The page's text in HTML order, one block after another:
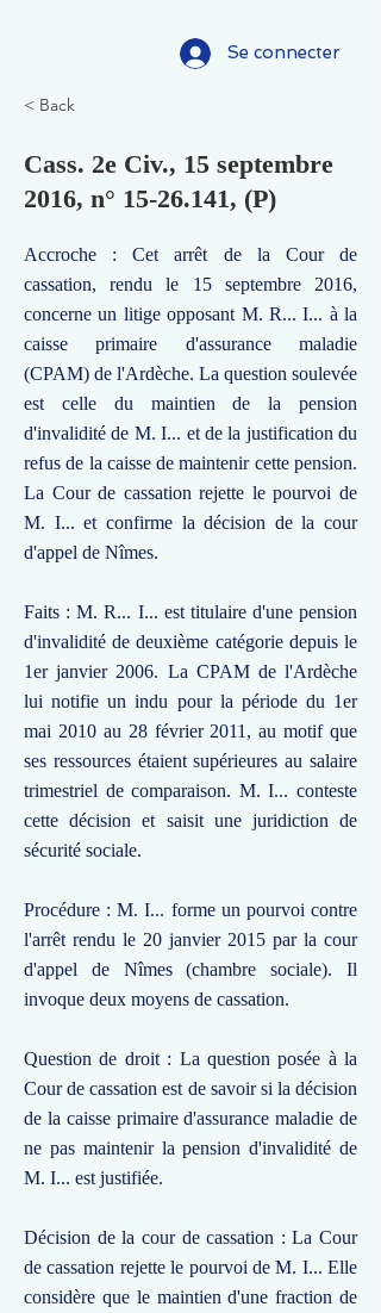
Se connecter
< Back
Cass. 2e Civ., 15 septembre
2016, n° 15-26.141, (P)
Accroche : Cet arrêt de la Cour de
cassation, rendu le 15 septembre 2016,
concerne un litige opposant M. R... I... à la
caisse primaire d'assurance maladie
(CPAM) de l'Ardèche. La question soulevée
est celle du maintien de la pension
d'invalidité de M. I... et de la justification du
refus de la caisse de maintenir cette pension.
La Cour de cassation rejette le pourvoi de
M. I... et confirme la décision de la cour
d'appel de Nîmes.
Faits : M. R... I... est titulaire d'une pension
d'invalidité de deuxième catégorie depuis le
1er janvier 2006. La CPAM de l'Ardèche
lui notifie un indu pour la période du 1er
mai 2010 au 28 février 2011, au motif que
ses ressources étaient supérieures au salaire
trimestriel de comparaison. M. I... conteste
cette décision et saisit une juridiction de
sécurité sociale.
Procédure : M. I... forme un pourvoi contre
l'arrêt rendu le 20 janvier 2015 par la cour
d'appel de Nîmes (chambre sociale). Il
invoque deux moyens de cassation.
Question de droit : La question posée à la
Cour de cassation est de savoir si la décision
de la caisse primaire d'assurance maladie de
ne pas maintenir la pension d'invalidité de
M. I... est justifiée.
Décision de la cour de cassation : La Cour
de cassation rejette le pourvoi de M. I... Elle
considère que le maintien d'une fraction de